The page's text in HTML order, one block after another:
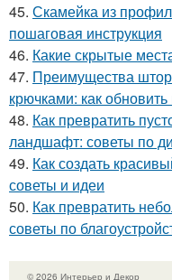
45. Скамейка из
пошаговая инструкция
46. Какие скрытые
47. Преимущества
крючками: как
48. Как превратить
ландшафт: советы по
49. Как создать
советы и идеи
50. Как превратить
советы по
© 2026 Интерьер и Декор